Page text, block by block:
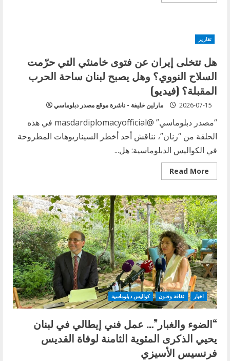
على
السكة…
هل
المرحلة
الأصعب
في
الليطاني؟
تقارير
هل تتخلى إيران عن فتوى خامنئي التي حرّمت
السلاح النووي؟ وهل يصبح لبنان ساحة الحرب
المقبلة؟ (فيديو)
مارلين خليفة - ناشرة موقع مصدر دبلوماسي 2026-07-15
“مصدر دبلوماسي” @masdardiplomacyofficial في هذه
الحلقة من “رنان”، نناقش أحد أخطر السيناريوهات المطروحة
في الكواليس الدبلوماسية: هل...
Read More
Read
more
تتخلى
إيران
عن
فتوى
خامنئي
التي
حرّمت
السلاح
النووي؟
وهل
يصبح
لبنان
ساحة
الحرب
المقبلة؟
(فيديو)
اخبار ثقافة وفنون كواليس دبلوماسية
“الضوء والغبار”… عمل فني إيطالي في لبنان
يحيي الذكرى المئوية الثامنة لوفاة القديس
فرنسيس الأسيزي